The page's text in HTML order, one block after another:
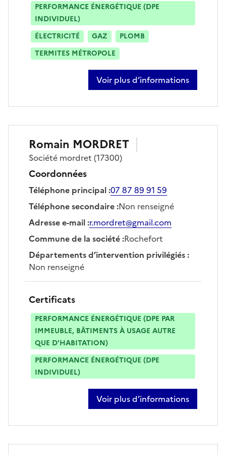
PERFORMANCE ÉNERGÉTIQUE (DPE
INDIVIDUEL)
ÉLECTRICITÉ
GAZ
PLOMB
TERMITES MÉTROPOLE
Voir plus d’informations
sur gilles galois
Romain MORDRET
Société mordret (17300)
Coordonnées
Téléphone principal:07 87 89 91 59
Téléphone secondaire:Non renseigné
Adresse e-mail:r.mordret@gmail.com
Commune de la société:Rochefort
Départements d’intervention privilégiés:
Non renseigné
Certificats
PERFORMANCE ÉNERGÉTIQUE (DPE PAR
IMMEUBLE, BÂTIMENTS À USAGE AUTRE
QUE D’HABITATION)
PERFORMANCE ÉNERGÉTIQUE (DPE
INDIVIDUEL)
Voir plus d’informations
sur romain mordret